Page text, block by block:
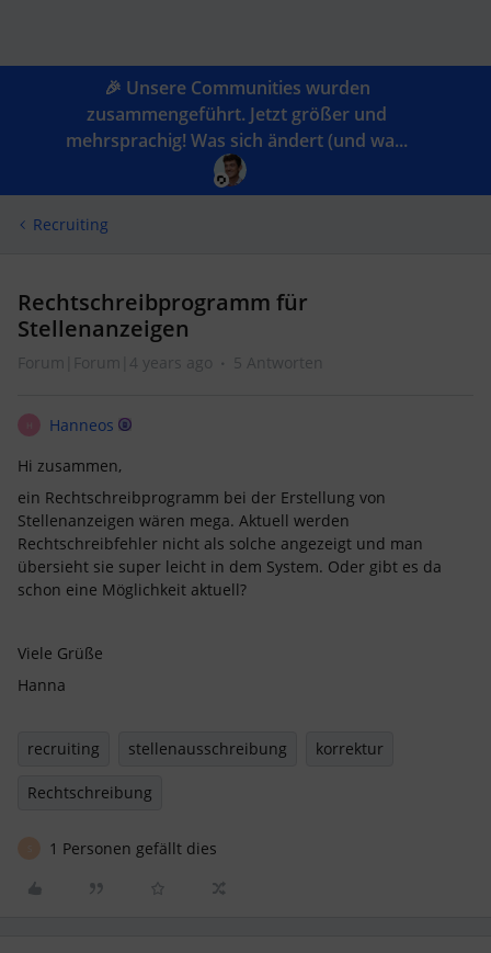
🎉 Unsere Communities wurden
zusammengeführt. Jetzt größer und
mehrsprachig! Was sich ändert (und wa...
Recruiting
Rechtschreibprogramm für
Stellenanzeigen
Forum|Forum|4 years ago 5 Antworten
Hanneos
Hi zusammen,
ein Rechtschreibprogramm bei der Erstellung von
Stellenanzeigen wären mega. Aktuell werden
Rechtschreibfehler nicht als solche angezeigt und man
übersieht sie super leicht in dem System. Oder gibt es da
schon eine Möglichkeit aktuell?
Viele Grüße
Hanna
recruiting stellenausschreibung korrektur
Rechtschreibung
1 Personen gefällt dies